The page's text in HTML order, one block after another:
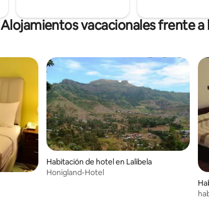
Alojamientos vacacionales frente
Habitación de hotel en Lalibela
Honigland-Hotel